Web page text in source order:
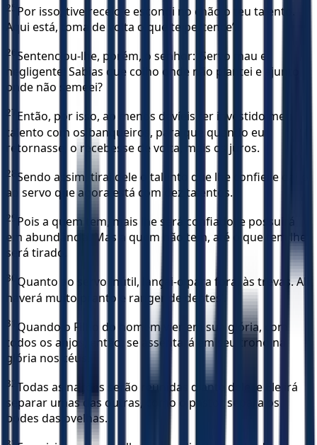
25 Por isso, tive receio e escondi no chão o teu talento.
Aqui está, toma de volta o que te pertence’.
26 Sentenciou-lhe, porém, o senhor: ‘Servo mau e
negligente! Sabias que colho onde não plantei e ajunto
onde não semeei?
27 Então, por isso, ao menos devíeis ter investido meu
talento com os banqueiros, para que quando eu
retornasse, o recebesse de volta, mais os juros.
28 Sendo assim, tirai dele o talento que lhe confiei e dai-o
ao servo que agora está com dez talentos.
29 Pois a quem tem, mais lhe será confiado, e possuirá
em abundância. Mas a quem não tem, até o que tem lhe
será tirado.
30 Quanto ao servo inútil, lançai-o para fora, às trevas. Ali
haverá muito pranto e ranger de dentes’.
31
Quando o Filho do homem vier em sua glória, com
todos os anjos, então, se assentará em seu trono na
glória nos céus.
32 Todas as nações serão reunidas diante dele, e Ele irá
separar umas das outras, como o pastor separa os
bodes das ovelhas.